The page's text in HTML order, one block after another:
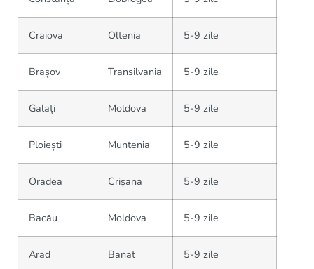
Craiova Oltenia 5-9 zile
Brașov Transilvania 5-9 zile
Galați Moldova 5-9 zile
Ploiești Muntenia 5-9 zile
Oradea Crișana 5-9 zile
Bacău Moldova 5-9 zile
Arad Banat 5-9 zile